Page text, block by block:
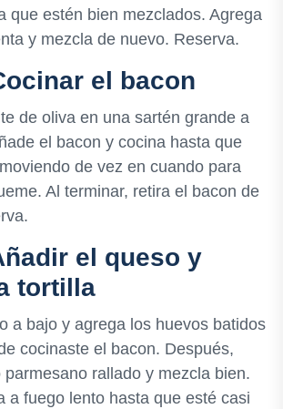
que estén bien mezclados. Agrega
y mezcla de nuevo. Reserva.
el bacon
de oliva en una sartén grande a
el bacon y cocina hasta que
de vez en cuando para
Al terminar, retira el bacon de
el queso y
tortilla
a bajo y agrega los huevos batidos
cocinaste el bacon. Después,
rallado y mezcla bien.
a fuego lento hasta que esté casi